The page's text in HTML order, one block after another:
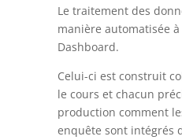
Le traitement des
manière automatisée à
Dashboard.
Celui-ci est construit
le cours et chacun
production comment
enquête sont intégrés